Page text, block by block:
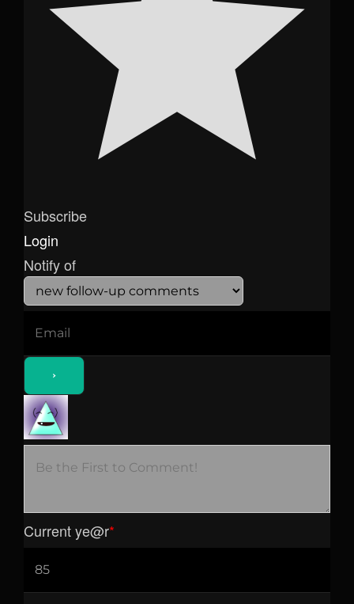
Subscribe
Login
Notify of
Current ye@r*